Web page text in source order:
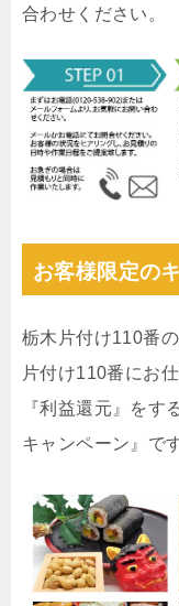
合わせください。
お客様限定の
栃木片付け110番
片付け110番にお
『利益還元』をす
キャンペーン』です